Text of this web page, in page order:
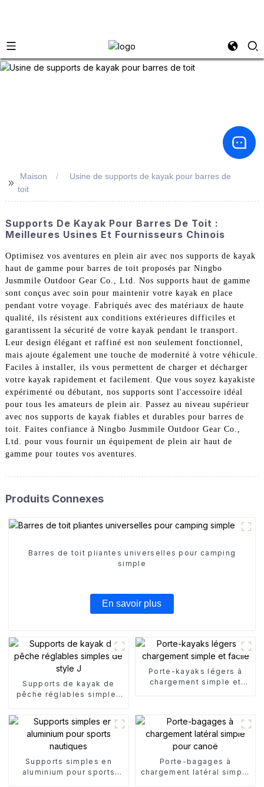
>> Maison
Usine de supports de kayak pour barres de
toit
Supports De Kayak Pour Barres De Toit :
Meilleures Usines Et Fournisseurs Chinois
Optimisez vos aventures en plein air avec nos supports de kayak
haut de gamme pour barres de toit proposés par Ningbo
Jusmmile Outdoor Gear Co., Ltd. Nos supports haut de gamme
sont conçus avec soin pour maintenir votre kayak en place
pendant votre voyage. Fabriqués avec des matériaux de haute
qualité, ils résistent aux conditions extérieures difficiles et
garantissent la sécurité de votre kayak pendant le transport.
Leur design élégant et raffiné est non seulement fonctionnel,
mais ajoute également une touche de modernité à votre véhicule.
Faciles à installer, ils vous permettent de charger et décharger
votre kayak rapidement et facilement. Que vous soyez kayakiste
expérimenté ou débutant, nos supports sont l'accessoire idéal
pour tous les amateurs de plein air. Passez au niveau supérieur
avec nos supports de kayak fiables et durables pour barres de
toit. Faites confiance à Ningbo Jusmmile Outdoor Gear Co.,
Ltd. pour vous fournir un équipement de plein air haut de
gamme pour toutes vos aventures.
Produits Connexes
Barres de toit pliantes universelles pour camping
simple
En savoir plus
Supports de kayak de
pêche réglables simples
Porte-kayaks légers à
chargement simple et
Supports simples en
aluminium pour sports
Porte-bagages à
chargement latéral simple